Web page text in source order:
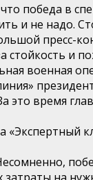
победа в
и не надо.
пресс-
стойкость и
военная
время